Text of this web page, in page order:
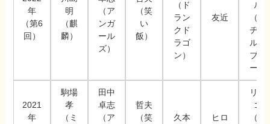
年
（第6
回）
明
（麒
麟）
（ア
ンガ
ール
ズ）
（笑
い
飯）
（ド
ラン
クド
ラゴ
ン）
友近
ル
（マ
ヂカ
ルラ
ブリ
ー）
2021
年
駒場
孝
（ミ
田中
卓志
（ア
哲夫
（笑
久本
ヒロ
リン
ゴ
（ハ